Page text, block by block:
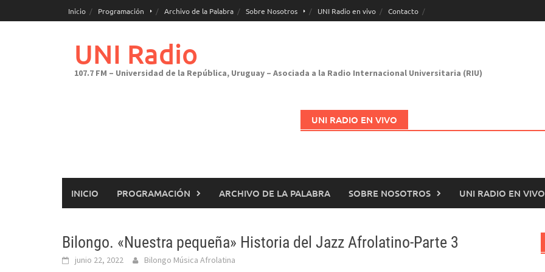
al
Inicio Programación Archivo de la Palabra Sobre Nosotros UNI Radio en vivo Contacto
UNI Radio
107.7 FM – Universidad de la República, Uruguay – Asociada a la Radio Internacional Universitaria (RIU)
UNI RADIO EN VIVO
INICIO PROGRAMACIÓN ARCHIVO DE LA PALABRA SOBRE NOSOTROS UNI RADIO EN VIVO
Bilongo. «Nuestra pequeña» Historia del Jazz Afrolatino-Parte 3
junio 22, 2022 Bilongo Música Afrolatina